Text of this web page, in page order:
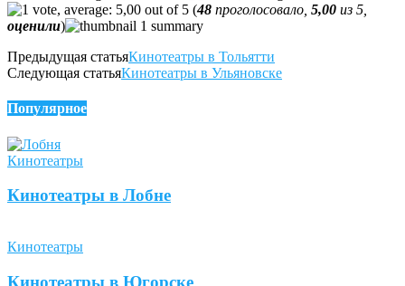
(48 проголосовало, 5,00 из 5,
оценили)
Предыдущая статьяКинотеатры в Тольятти
Следующая статьяКинотеатры в Ульяновске
Популярное
Кинотеатры
Кинотеатры в Лобне
Кинотеатры
Кинотеатры в Югорске